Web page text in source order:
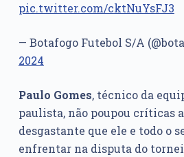
pic.twitter.com/cktNuYsFJ3
— Botafogo Futebol S/A
2024
Paulo Gomes, técnico da
paulista, não poupou críticas
desgastante que ele e todo o
enfrentar na disputa do